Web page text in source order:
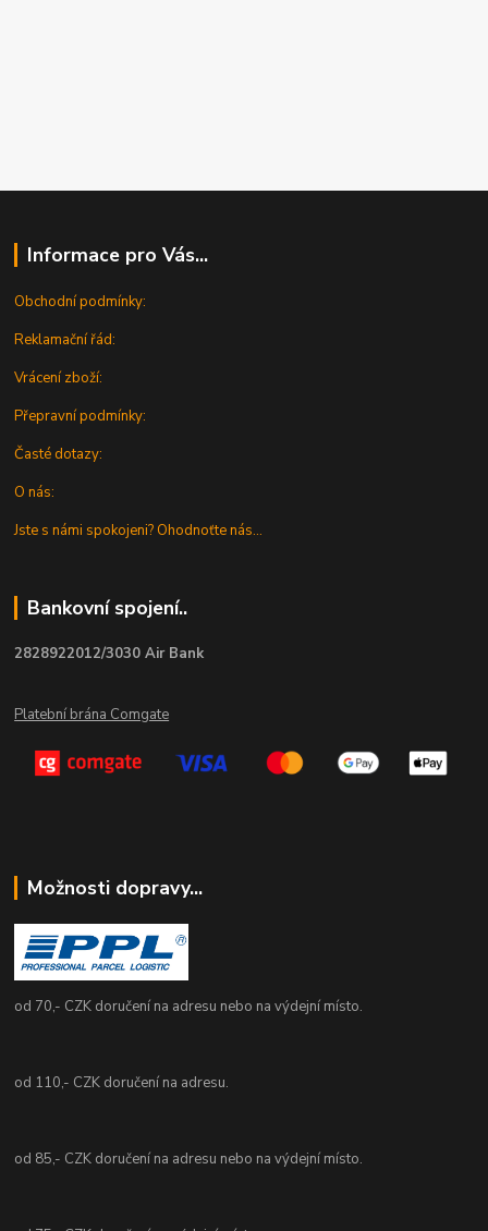
Informace pro Vás...
Obchodní podmínky:
Reklamační řád:
Vrácení zboží:
Přepravní podmínky:
Časté dotazy:
O nás:
Jste s námi spokojeni? Ohodnoťte nás...
Bankovní spojení..
2828922012/3030 Air Bank
Platební brána Comgate
Možnosti dopravy...
od 70,- CZK doručení na adresu nebo na výdejní místo.
od 110,- CZK doručení na adresu.
od 85,- CZK doručení na adresu nebo na výdejní místo.